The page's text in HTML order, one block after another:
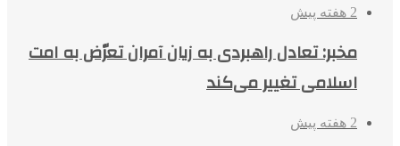
2 هفته پیش
مخبر: تعادل راهبردی به زیان آمران تعرّض به امت
اسلامی تغییر می‌کند
2 هفته پیش